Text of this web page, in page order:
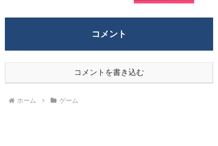
コメント
コメントを書き込む
ホーム ゲーム